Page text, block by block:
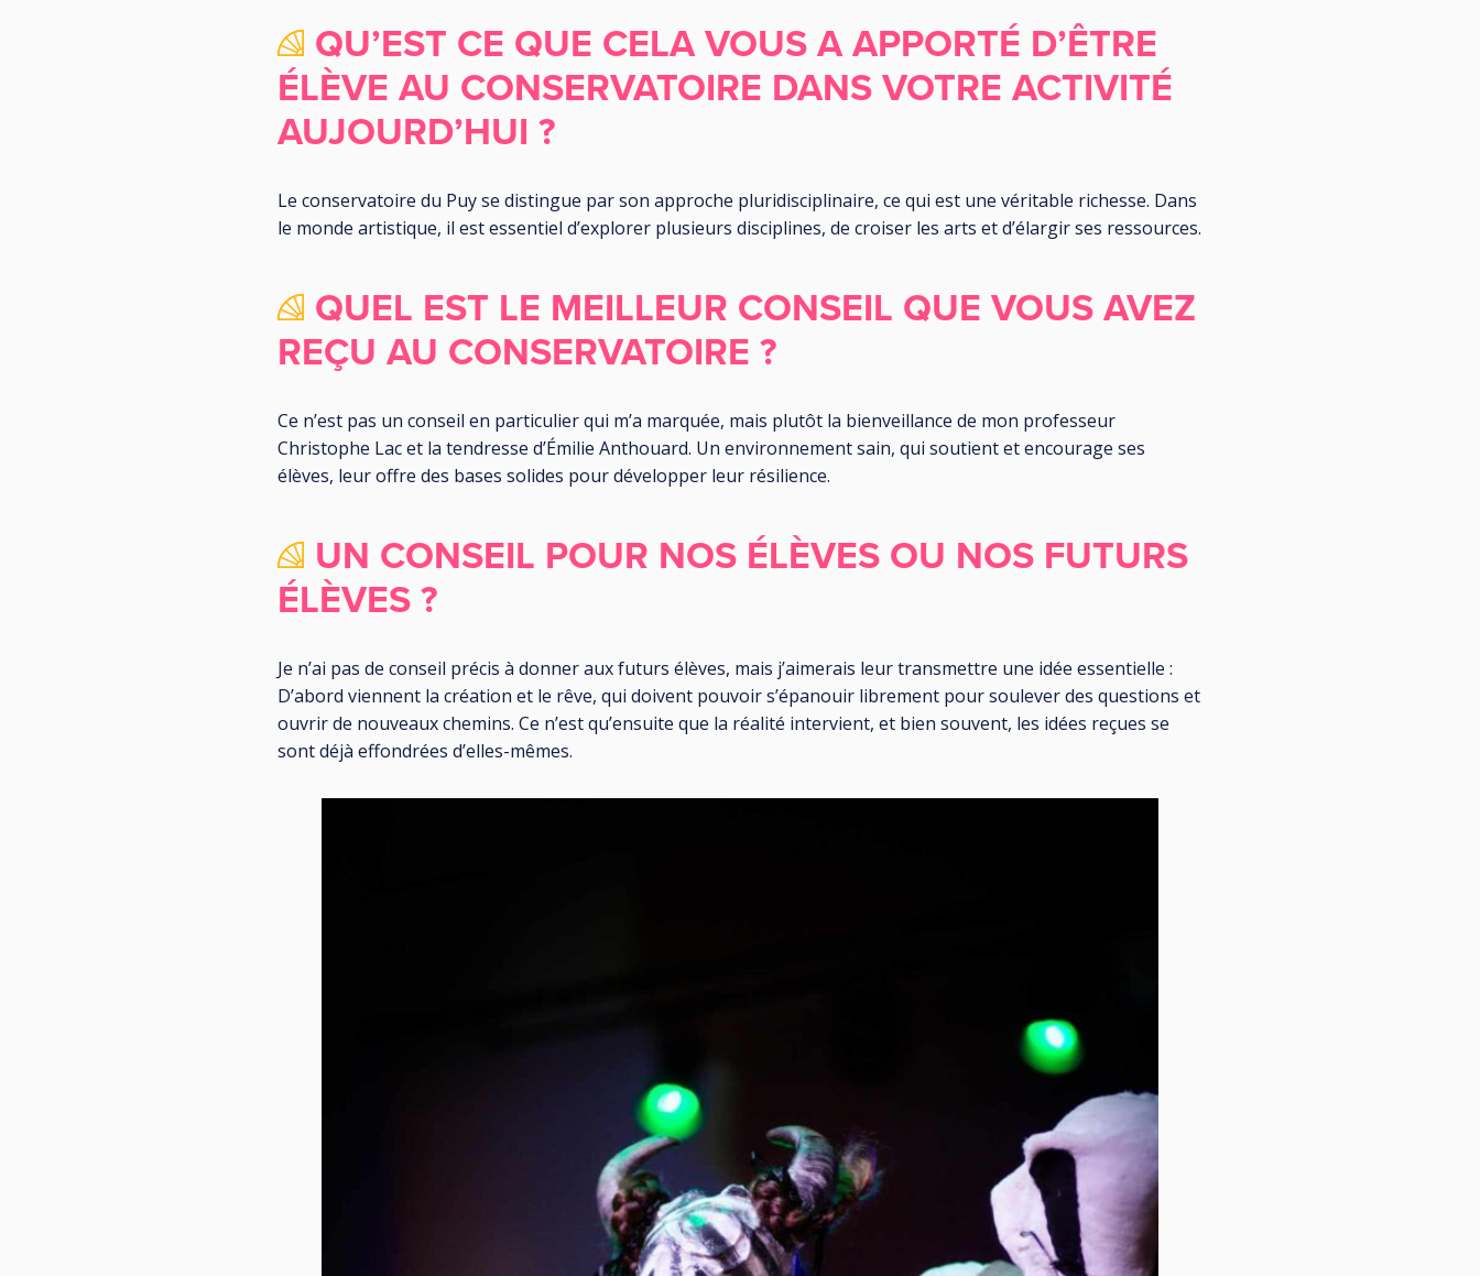
QU’EST CE QUE CELA VOUS A APPORTÉ D’ÊTRE
ÉLÈVE AU CONSERVATOIRE DANS VOTRE ACTIVITÉ
AUJOURD’HUI ?
Le conservatoire du Puy se distingue par son approche pluridisciplinaire, ce qui est une véritable richesse. Dans
le monde artistique, il est essentiel d’explorer plusieurs disciplines, de croiser les arts et d’élargir ses ressources.
QUEL EST LE MEILLEUR CONSEIL QUE VOUS AVEZ
REÇU AU CONSERVATOIRE ?
Ce n’est pas un conseil en particulier qui m’a marquée, mais plutôt la bienveillance de mon professeur
Christophe Lac et la tendresse d’Émilie Anthouard. Un environnement sain, qui soutient et encourage ses
élèves, leur offre des bases solides pour développer leur résilience.
UN CONSEIL POUR NOS ÉLÈVES OU NOS FUTURS
ÉLÈVES ?
Je n’ai pas de conseil précis à donner aux futurs élèves, mais j’aimerais leur transmettre une idée essentielle :
D’abord viennent la création et le rêve, qui doivent pouvoir s’épanouir librement pour soulever des questions et
ouvrir de nouveaux chemins. Ce n’est qu’ensuite que la réalité intervient, et bien souvent, les idées reçues se
sont déjà effondrées d’elles-mêmes.